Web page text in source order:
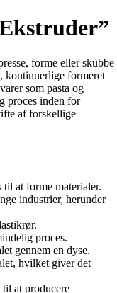
forme eller skubbe
kontinuerlige formeret
som pasta og
proces inden for
af forskellige
til at forme materialer.
industrier, herunder
proces.
gennem en dyse.
hvilket giver det
at producere